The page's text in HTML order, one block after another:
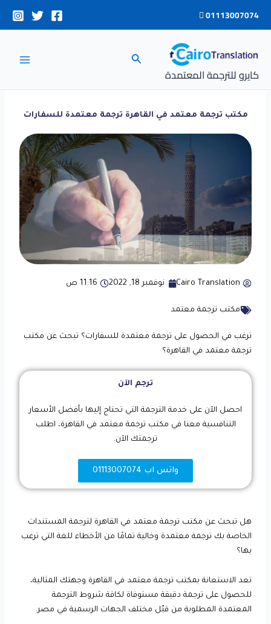
01113007074
كايرو للترجمة المعتمدة
البحث
مكتب ترجمة معتمد في القاهرة ترجمة معتمدة للسفارات
Cairo Translation نوفمبر 18, 2022 11:16 ص
مكتب ترجمة معتمد
ترغب في الحصول على ترجمة معتمدة للسفارات؟ تبحث عن مكتب
ترجمة معتمد في القاهرة؟
ترجم الآن
احصل الآن على خدمة الترجمة التي تحتاج إليها بأفضل الأسعار
التنافسية معنا في مكتب ترجمة معتمد في القاهرة، اطلب
ترجمتك الآن.
واتس اب 01113007074
هل تبحث عن مكتب ترجمة معتمد في القاهرة لترجمة المستندات
الخاصة بك ترجمة معتمدة وخالية تمامًا من الأخطاء للغة التي ترغب
بها؟
تعد الاستعانة بمكتب ترجمة معتمد في القاهرة وجهتك المثالية،
للحصول على ترجمة دقيقة مستوفاة لكافة شروط الترجمة
المعتمدة المطلوبة من قبّل مختلف الجهات الرسمية في مصر.